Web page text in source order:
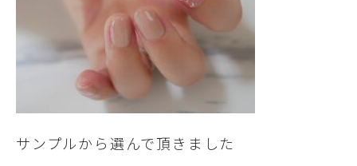
サンプルから選んで頂きました